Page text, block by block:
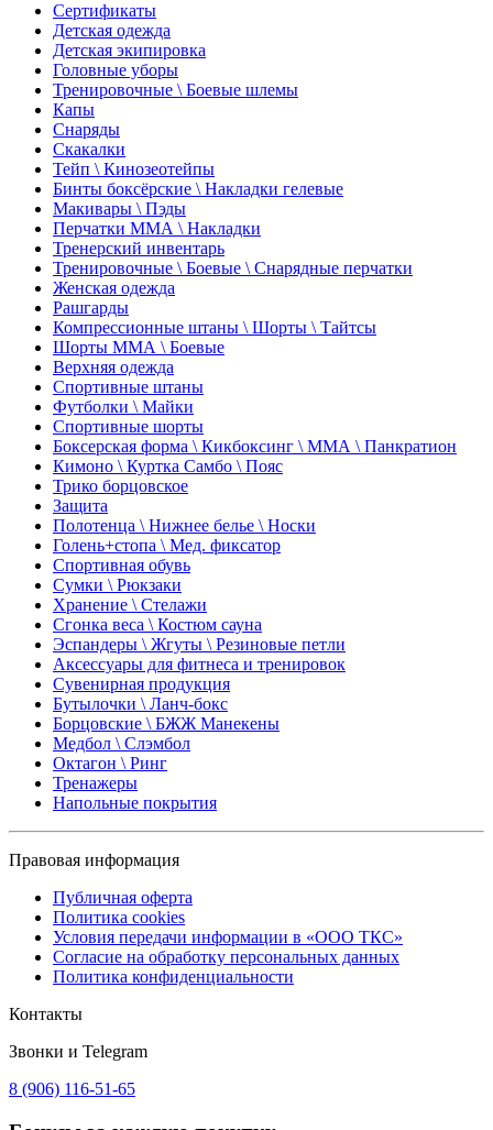
Сертификаты
Детская одежда
Детская экипировка
Головные уборы
Тренировочные \ Боевые шлемы
Капы
Снаряды
Скакалки
Тейп \ Кинозеотейпы
Бинты боксёрские \ Накладки гелевые
Макивары \ Пэды
Перчатки ММА \ Накладки
Тренерский инвентарь
Тренировочные \ Боевые \ Снарядные перчатки
Женская одежда
Рашгарды
Компрессионные штаны \ Шорты \ Тайтсы
Шорты ММА \ Боевые
Верхняя одежда
Спортивные штаны
Футболки \ Майки
Спортивные шорты
Боксерская форма \ Кикбоксинг \ ММА \ Панкратион
Кимоно \ Куртка Самбо \ Пояс
Трико борцовское
Защита
Полотенца \ Нижнее белье \ Носки
Голень+стопа \ Мед. фиксатор
Спортивная обувь
Сумки \ Рюкзаки
Хранение \ Стелажи
Сгонка веса \ Костюм сауна
Эспандеры \ Жгуты \ Резиновые петли
Аксессуары для фитнеса и тренировок
Сувенирная продукция
Бутылочки \ Ланч-бокс
Борцовские \ БЖЖ Манекены
Медбол \ Слэмбол
Октагон \ Ринг
Тренажеры
Напольные покрытия
Правовая информация
Публичная оферта
Политика cookies
Условия передачи информации в «ООО ТКС»
Согласие на обработку персональных данных
Политика конфиденциальности
Контакты
Звонки и Telegram
8 (906) 116-51-65